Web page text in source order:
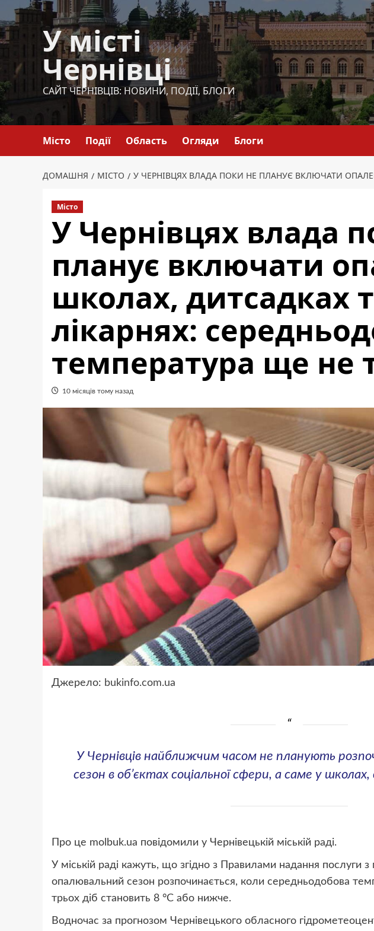
Перейти
до
вмісту
У місті
Чернівці
САЙТ ЧЕРНІВЦІВ: НОВИНИ, ПОДІЇ, БЛОГИ
Місто Події Область Огляди Блоги
ДОМАШНЯ МІСТО У ЧЕРНІВЦЯХ ВЛАДА ПОКИ НЕ ПЛАНУЄ ВКЛЮЧАТИ
Місто
У Чернівцях влада
планує включати
школах, дитсадках
лікарнях:
температура ще не
10 місяців тому назад
Джерело: bukinfo.com.ua
У Чернівців найближчим часом не планують
сезон в об’єктах соціальної сфери, а саме у
Про це molbuk.ua повідомили у Чернівецькій міській раді.
У міській раді кажуть, що згідно з Правилами надання послуги з
опалювальний сезон розпочинається, коли середньодобова
трьох діб становить 8 °C або нижче.
Водночас за прогнозом Чернівецького обласного